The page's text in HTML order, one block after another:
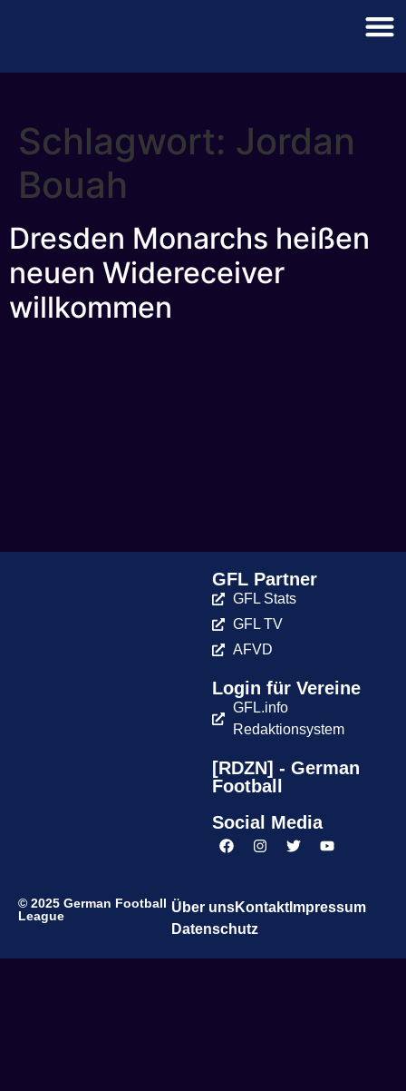
Schlagwort: Jordan
Bouah
Dresden Monarchs heißen
neuen Widereceiver
willkommen
GFL Partner
GFL Stats
GFL TV
AFVD
Login für Vereine
GFL.info
Redaktionsystem
[RDZN] - German
Football
Social Media
© 2025 German Football
League
Über unsKontaktImpressum
Datenschutz